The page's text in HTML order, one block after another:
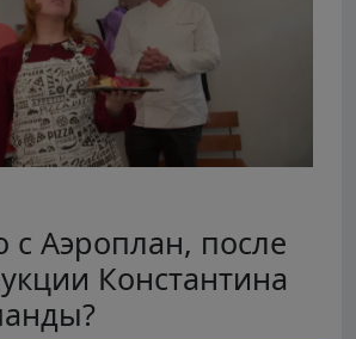
с Аэроплан, после
Константина